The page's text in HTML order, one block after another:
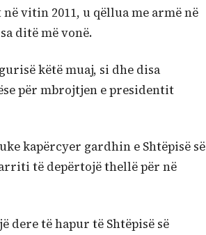
vitin 2011, u qëllua me armë në
ditë më vonë.
këtë muaj, si dhe disa
për mbrojtjen e presidentit
kapërcyer gardhin e Shtëpisë së
të depërtojë thellë për në
dere të hapur të Shtëpisë së